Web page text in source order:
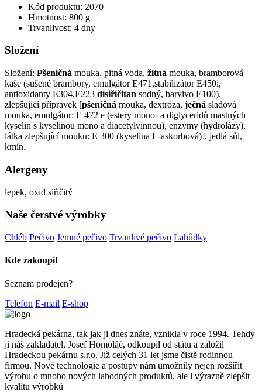
Kód produktu: 2070
Hmotnost: 800 g
Trvanlivost: 4 dny
Složení
Složení: Pšeničná mouka, pitná voda, žitná mouka, bramborová
kaše (sušené brambory, emulgátor E471,stabilizátor E450i,
antioxidanty E304,E223 disiřičitan sodný, barvivo E100),
zlepšující přípravek [pšeničná mouka, dextróza, ječná sladová
mouka, emulgátor: E 472 e (estery mono- a diglyceridů mastných
kyselin s kyselinou mono a diacetylvinnou), enzymy (hydrolázy),
látka zlepšující mouku: E 300 (kyselina L-askorbová)], jedlá sůl,
kmín.
Alergeny
lepek, oxid siřičitý
Naše čerstvé výrobky
Chléb Pečivo Jemné pečivo Trvanlivé pečivo Lahůdky
Kde zakoupit
Seznam prodejen?
Telefon E-mail E-shop
Hradecká pekárna, tak jak ji dnes znáte, vznikla v roce 1994. Tehdy
ji náš zakladatel, Josef Homoláč, odkoupil od státu a založil
Hradeckou pekárnu s.r.o. Již celých 31 let jsme čistě rodinnou
firmou. Nové technologie a postupy nám umožnily nejen rozšířit
výrobu o mnoho nových lahodných produktů, ale i výrazně zlepšit
kvalitu výrobků